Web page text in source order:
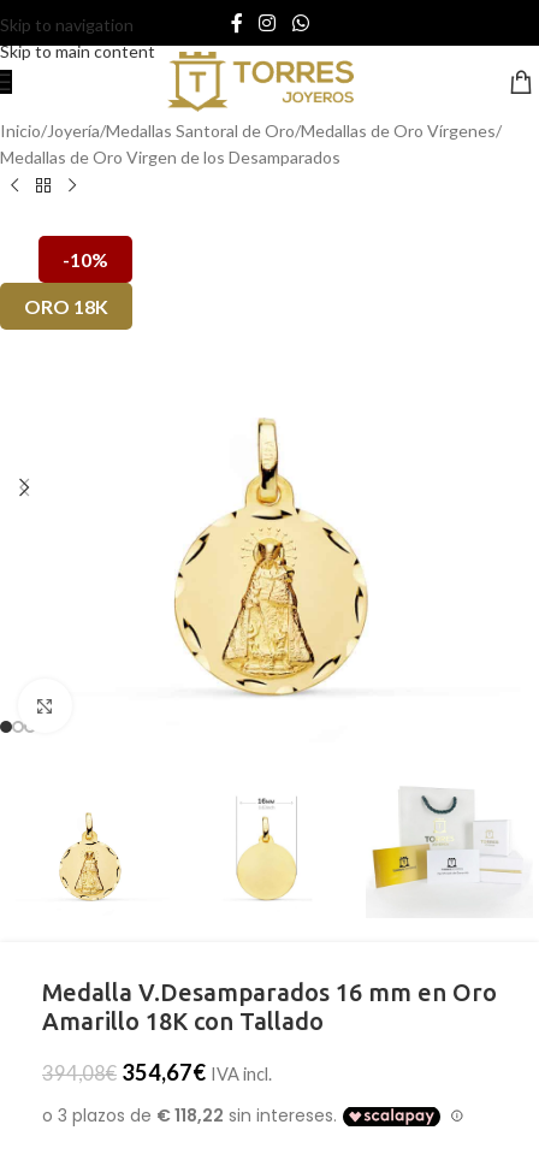
Skip to navigation
Skip to main content
Inicio/Joyería/Medallas Santoral de Oro/Medallas de Oro Vírgenes/
Medallas de Oro Virgen de los Desamparados
-10%
ORO 18K
Medalla V.Desamparados 16 mm en Oro
Amarillo 18K con Tallado
394,08€ 354,67€ IVA incl.